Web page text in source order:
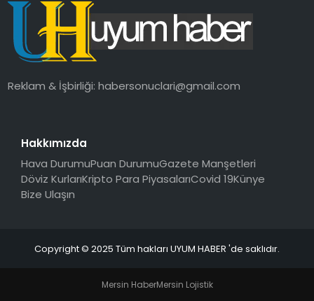
Reklam & İşbirliği:habersonuclari@gmail.com
Hakkımızda
Hava DurumuPuan DurumuGazete Manşetleri
Döviz KurlarıKripto Para PiyasalarıCovid 19Künye
Bize Ulaşın
Copyright © 2025 Tüm hakları UYUM HABER 'de saklıdır.
Mersin HaberMersin Lojistik